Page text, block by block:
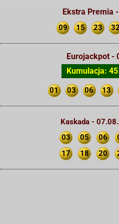
Ekstra Premia
09 15 23
Eurojackpot -
Kumulacja:
01 03 06 13
Kaskada -
03
05 06
17
18 20